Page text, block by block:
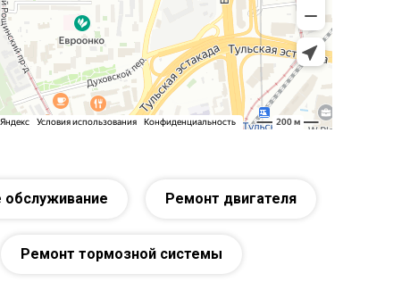
обслуживание Ремонт двигателя
Ремонт тормозной системы